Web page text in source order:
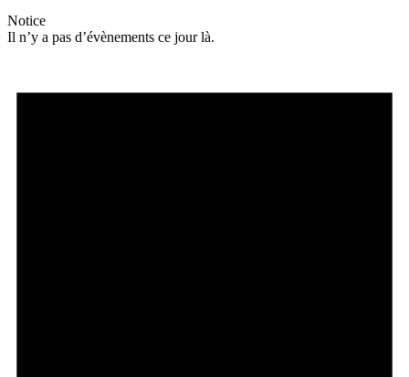
Notice
Il n’y a pas d’évènements ce jour là.